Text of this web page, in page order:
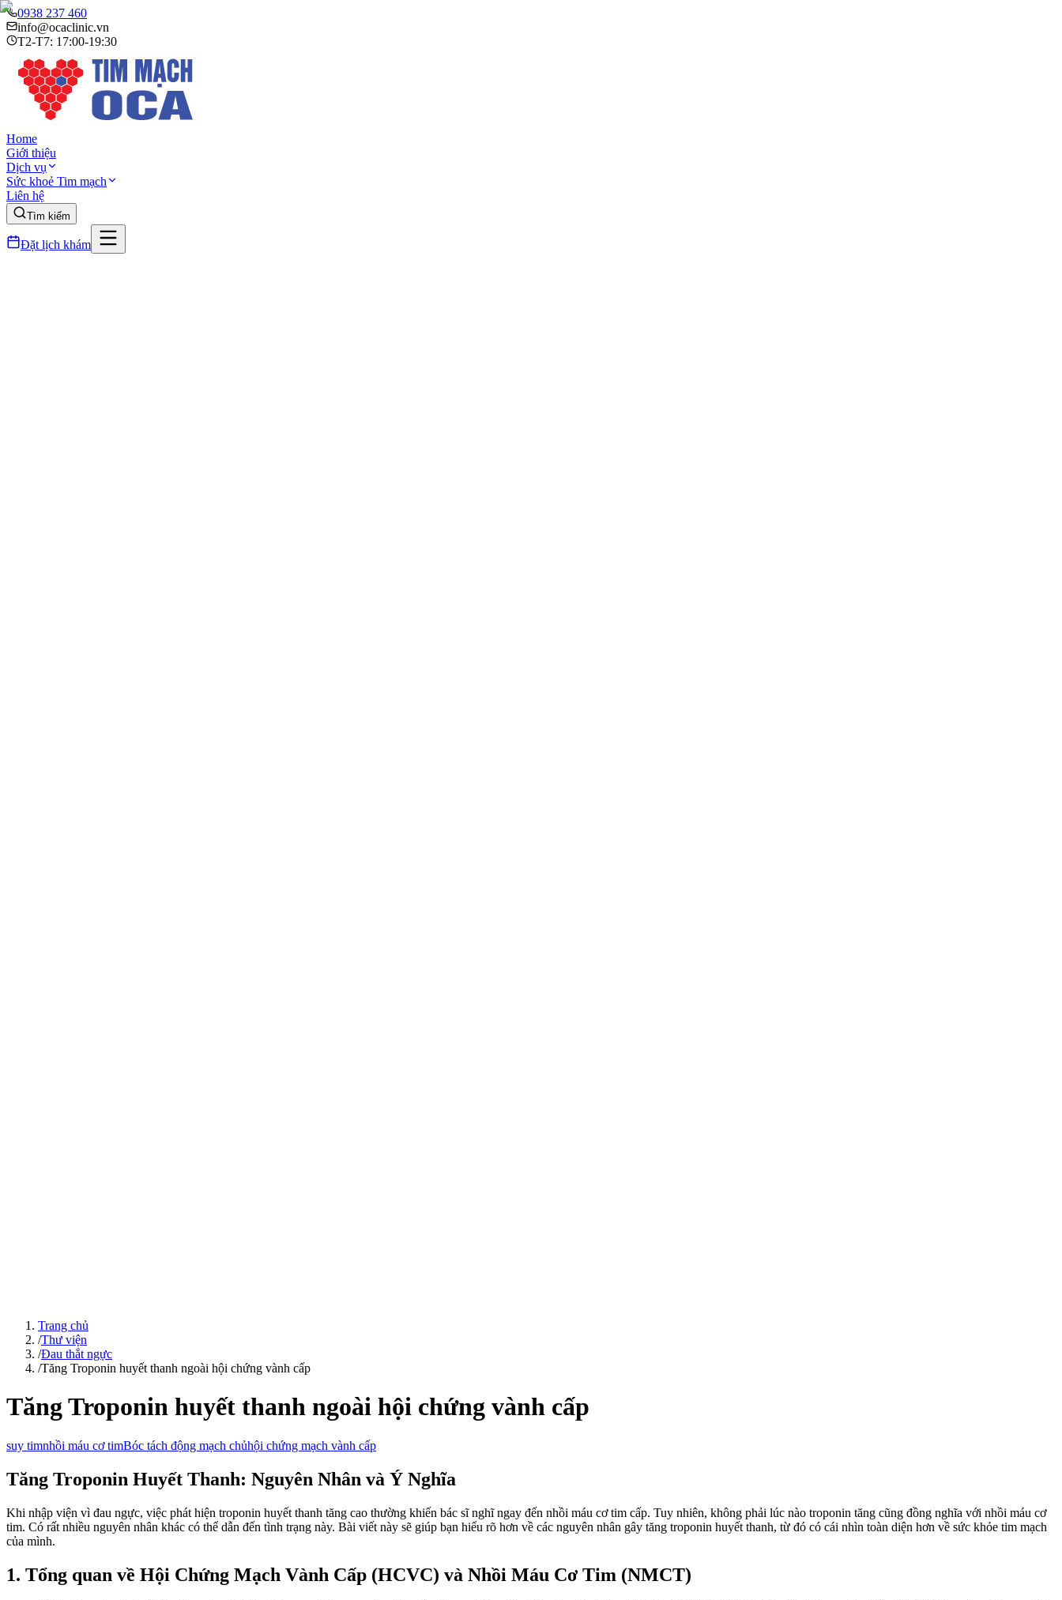
0938 237 460
info@ocaclinic.vn
T2-T7: 17:00-19:30
Home
Giới thiệu
Dịch vụ
Sức khoẻ Tim mạch
Liên hệ
Tìm kiếm
Đặt lịch khám
Trang chủ
/Thư viện
/Đau thắt ngực
/Tăng Troponin huyết thanh ngoài hội chứng vành cấp
Tăng Troponin huyết thanh ngoài hội chứng vành cấp
suy timnhồi máu cơ timBóc tách động mạch chủhội chứng mạch vành cấp
Tăng Troponin Huyết Thanh: Nguyên Nhân và Ý Nghĩa
Khi nhập viện vì đau ngực, việc phát hiện troponin huyết thanh tăng cao thường khiến bác sĩ nghĩ ngay đến nhồi máu cơ tim cấp. Tuy nhiên, không phải lúc nào troponin tăng cũng đồng nghĩa với nhồi máu cơ
tim. Có rất nhiều nguyên nhân khác có thể dẫn đến tình trạng này. Bài viết này sẽ giúp bạn hiểu rõ hơn về các nguyên nhân gây tăng troponin huyết thanh, từ đó có cái nhìn toàn diện hơn về sức khỏe tim mạch
của mình.
1. Tổng quan về Hội Chứng Mạch Vành Cấp (HCVC) và Nhồi Máu Cơ Tim (NMCT)